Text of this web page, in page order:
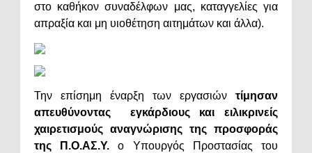
στο καθήκον συναδέλφων μας, καταγγελίες για
απραξία και μη υιοθέτηση αιτημάτων και άλλα).
Την επίσημη έναρξη των εργασιών τίμησαν
απευθύνοντας εγκάρδιους και ειλικρινείς
χαιρετισμούς αναγνώρισης της προσφοράς
της Π.Ο.ΑΣ.Υ.ο Υπουργός Προστασίας του